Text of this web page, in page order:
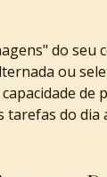
do
ou
de
do dia